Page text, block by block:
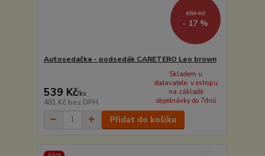
650 Kč
- 17 %
Autosedačka - podsedák CARETERO Leo brown
539 Kč/ks
481 Kč bez DPH
Skladem u
dodavatele, v eshopu
na základě
objednávky do 7dnů
Přidat do košíku